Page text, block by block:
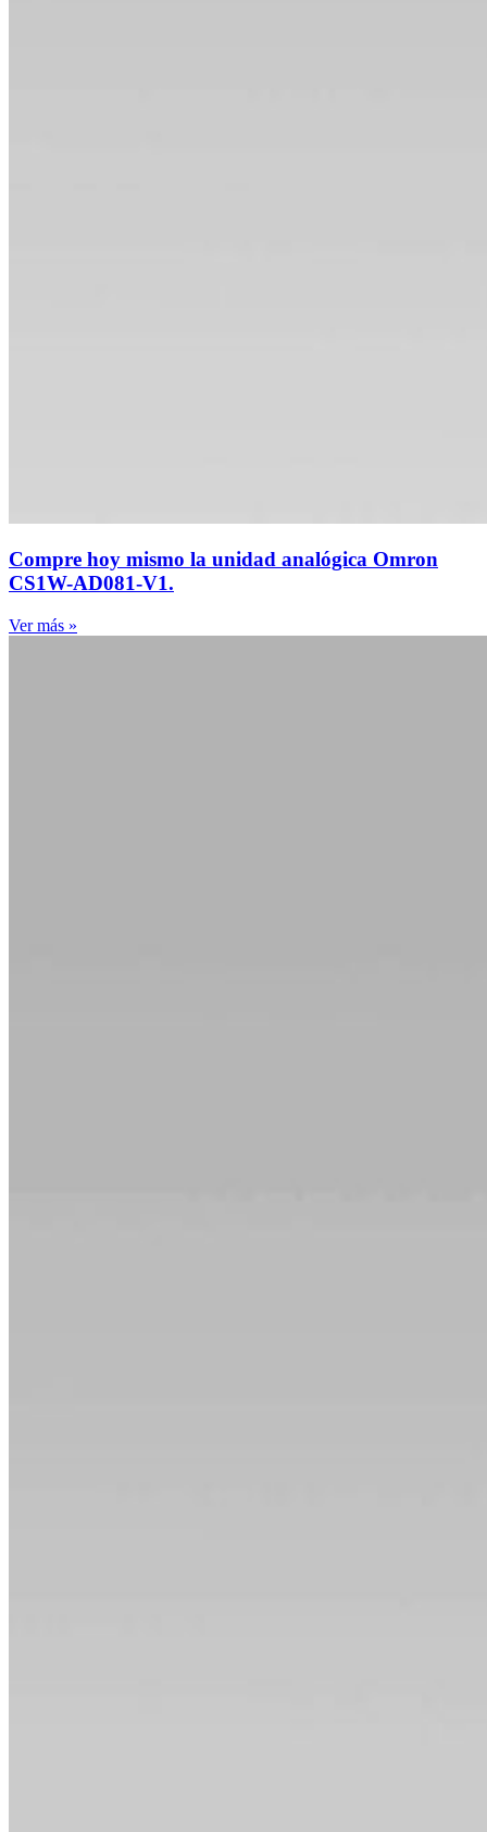
Compre hoy mismo la unidad analógica Omron
CS1W-AD081-V1.
Ver más »